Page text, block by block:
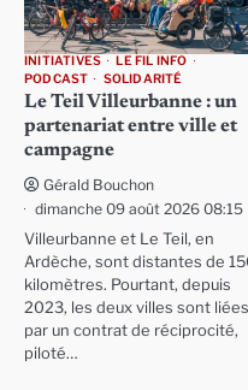
INITIATIVES
LE FIL INFO
PODCAST
SOLIDARITÉ
Le Teil Villeurbanne : un
partenariat entre ville et
campagne
Gérald Bouchon
dimanche 09 août 2026 08:15
Villeurbanne et Le Teil, en
Ardèche, sont distantes de
kilomètres. Pourtant, depuis
2023, les deux villes sont liées
par un contrat de réciprocité,
piloté…